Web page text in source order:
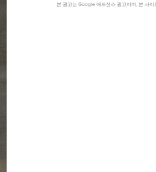
본 광고는 Google 애드센스 광고이며, 본 사이